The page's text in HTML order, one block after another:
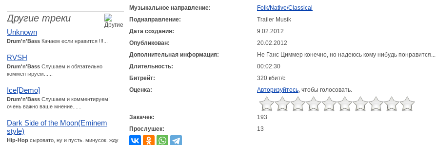
Другие треки
Unknown
Drum'n'Bass Качаем если нравится !!!...
RVSH
Drum'n'Bass Слушаем и обязательно
комментируем......
Ice[Demo]
Drum'n'Bass Слушаем и комментируем!
очень важно ваше мнение......
Dark Side of the Moon(Eminem
style)
Hip-Hop сыровато, ну и пусть. минусок. жду
Музыкальное направление:
Folk/Native/Classical
Поднаправление:
Trailer Musik
Дата создания:
9.02.2012
Опубликован:
20.02.2012
Дополнительная информация:
Не Ганс Циммер конечно, но надеюсь кому нибудь понравится...
Длительность:
00:02:30
Битрейт:
320 кбит/с
Оценка:
Авторизуйтесь, чтобы голосовать.
Закачек:
193
Прослушек:
13